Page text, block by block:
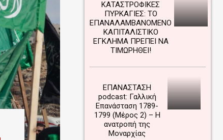
ΚΑΤΑΣΤΡΟΦΙΚΕΣ
ΠΥΡΚΑΓΙΕΣ: ΤΟ
ΕΠΑΝΑΛΑΜΒΑΝΟΜΕΝΟ
ΚΑΠΙΤΑΛΙΣΤΙΚΟ
ΕΓΚΛΗΜΑ ΠΡΕΠΕΙ ΝΑ
ΤΙΜΩΡΗΘΕΙ!
ΕΠΑΝΑΣΤΑΣΗ
podcast: Γαλλική
Επανάσταση 1789-
1799 (Μέρος 2) – Η
ανατροπή της
Μοναρχίας